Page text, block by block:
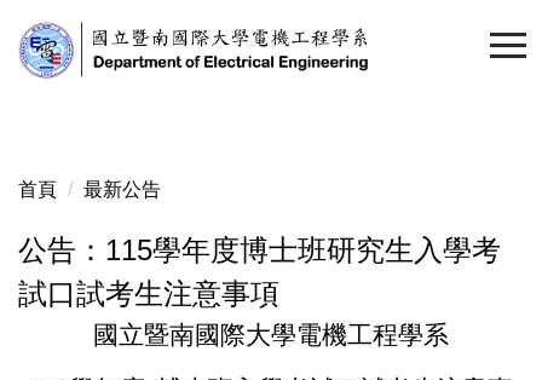
到
主
區
首頁 最新公告
公告：115學年度博士班研究生入學考
試口試考生注意事項
國立暨南國際大學電機工程學系